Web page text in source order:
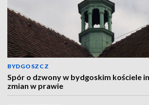
BYDGOSZCZ
Spór o dzwony w bydgoskim kościele
zmian w prawie